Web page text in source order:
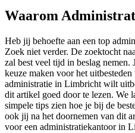
Waarom
Heb jij behoefte aan een top
Zoek niet verder. De zoektocht
zal best veel tijd in beslag
keuze maken voor het
administratie in Limbricht wilt
dit artikel goed door te lezen. We
simpele tips zien hoe je bij de
ook jij na het doornemen van dit
voor een administratiekantoor in